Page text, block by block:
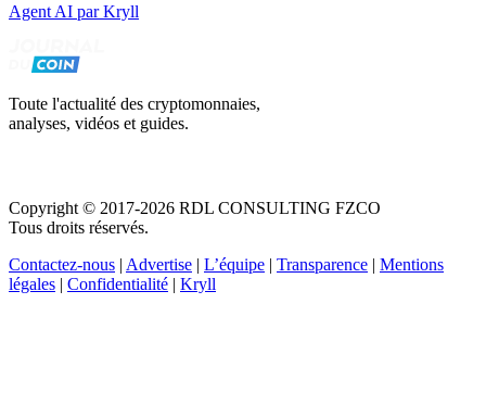
Agent AI par Kryll
Toute l'actualité des cryptomonnaies,
analyses, vidéos et guides.
Copyright © 2017-2026 RDL CONSULTING FZCO
Tous droits réservés.
Contactez-nous | Advertise | L’équipe | Transparence | Mentions
légales | Confidentialité | Kryll